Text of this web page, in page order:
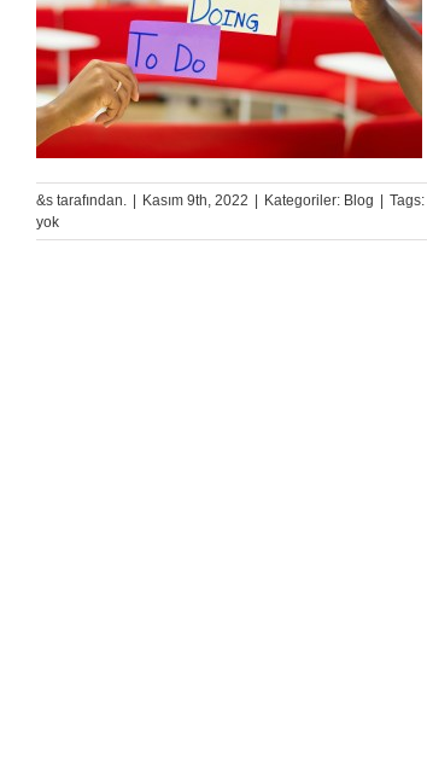
&s tarafından. Kasım 9th, 2022 Kategoriler: Blog Tags:
yok